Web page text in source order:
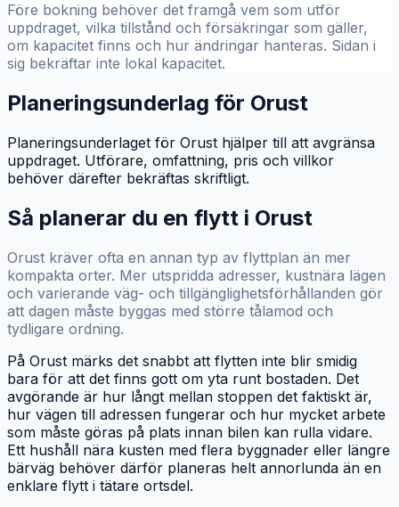
Före bokning behöver det framgå vem som utför
uppdraget, vilka tillstånd och försäkringar som gäller,
om kapacitet finns och hur ändringar hanteras. Sidan i
sig bekräftar inte lokal kapacitet.
Planeringsunderlag för Orust
Planeringsunderlaget för Orust hjälper till att avgränsa
uppdraget. Utförare, omfattning, pris och villkor
behöver därefter bekräftas skriftligt.
Så planerar du en flytt i Orust
Orust kräver ofta en annan typ av flyttplan än mer
kompakta orter. Mer utspridda adresser, kustnära lägen
och varierande väg- och tillgänglighetsförhållanden gör
att dagen måste byggas med större tålamod och
tydligare ordning.
På Orust märks det snabbt att flytten inte blir smidig
bara för att det finns gott om yta runt bostaden. Det
avgörande är hur långt mellan stoppen det faktiskt är,
hur vägen till adressen fungerar och hur mycket arbete
som måste göras på plats innan bilen kan rulla vidare.
Ett hushåll nära kusten med flera byggnader eller längre
bärväg behöver därför planeras helt annorlunda än en
enklare flytt i tätare ortsdel.